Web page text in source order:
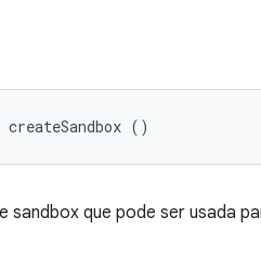
createSandbox ()
sandbox que pode ser usada